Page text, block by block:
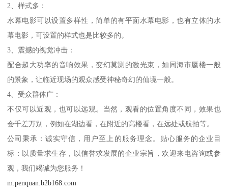
2、样式多：
水幕电影可以设置多样性，简单的有平面水幕电影，也有立体的水
幕电影，可设置的样式也是比较多的。
3、震撼的视觉冲击：
配合超大功率的音响效果，变幻莫测的激光束，如同海市蜃楼一般
的景象，让临近现场的观众感受神秘奇幻的仙境一般。
4、受众群体广：
不仅可以近观，也可以远观。当然，观看的位置角度不同，效果也
会千差万别，例如在湖边看，在附近的高楼看，在远处或航拍等。
公司秉承：诚实守信，用户至上的服务理念。贴心服务的企业目
标：以质量求生存，以信誉求发展的企业宗旨，欢迎来电咨询或参
观，我们竭诚为您服务！
m.penquan.b2b168.com